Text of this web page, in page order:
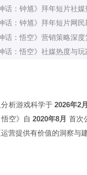
话：钟馗》拜年短片社
话：钟馗》拜年短片网
话：悟空》营销策略深度
话：悟空》社媒热度与
析游戏科学于2026年2
悟空》自2020年8月 首次
营提供有价值的洞察与建